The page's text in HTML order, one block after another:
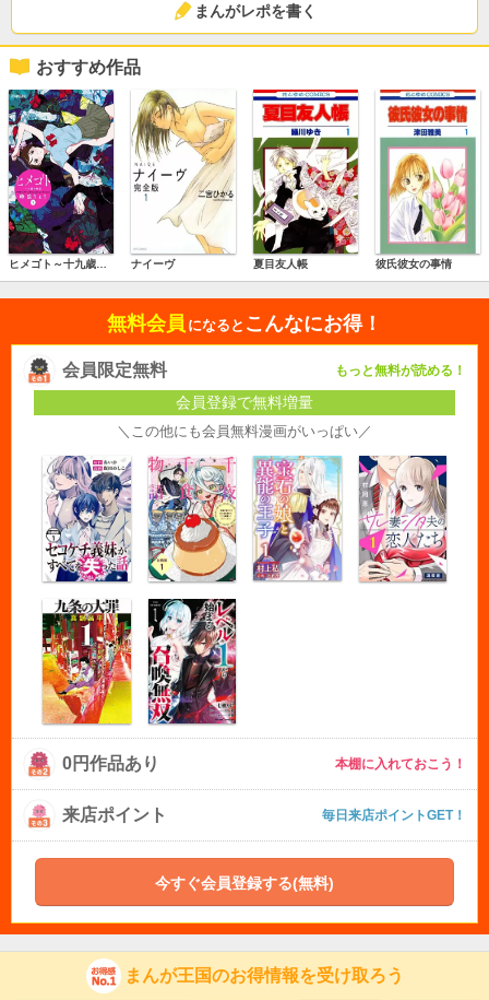
まんがレポを書く
おすすめ作品
ヒメゴト～十九歳の制服～ ナイーヴ 夏目友人帳 彼氏彼女の事情
無料会員 になると こんなにお得！
会員限定無料 もっと無料が読める！
会員登録で無料増量
＼この他にも会員無料漫画がいっぱい／
0円作品あり 本棚に入れておこう！
来店ポイント 毎日来店ポイントGET！
今すぐ会員登録する(無料)
まんが王国のお得情報を受け取ろう